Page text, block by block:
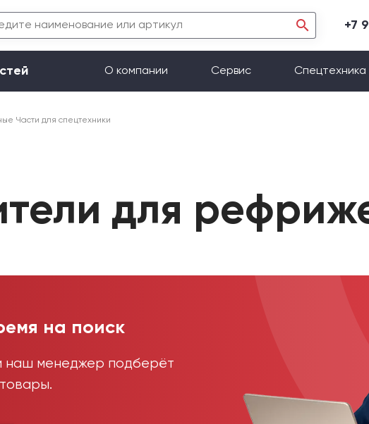
+7
О компании Сервис Спецтехника
Части для спецтехники
для
на поиск
наш менеджер подберёт